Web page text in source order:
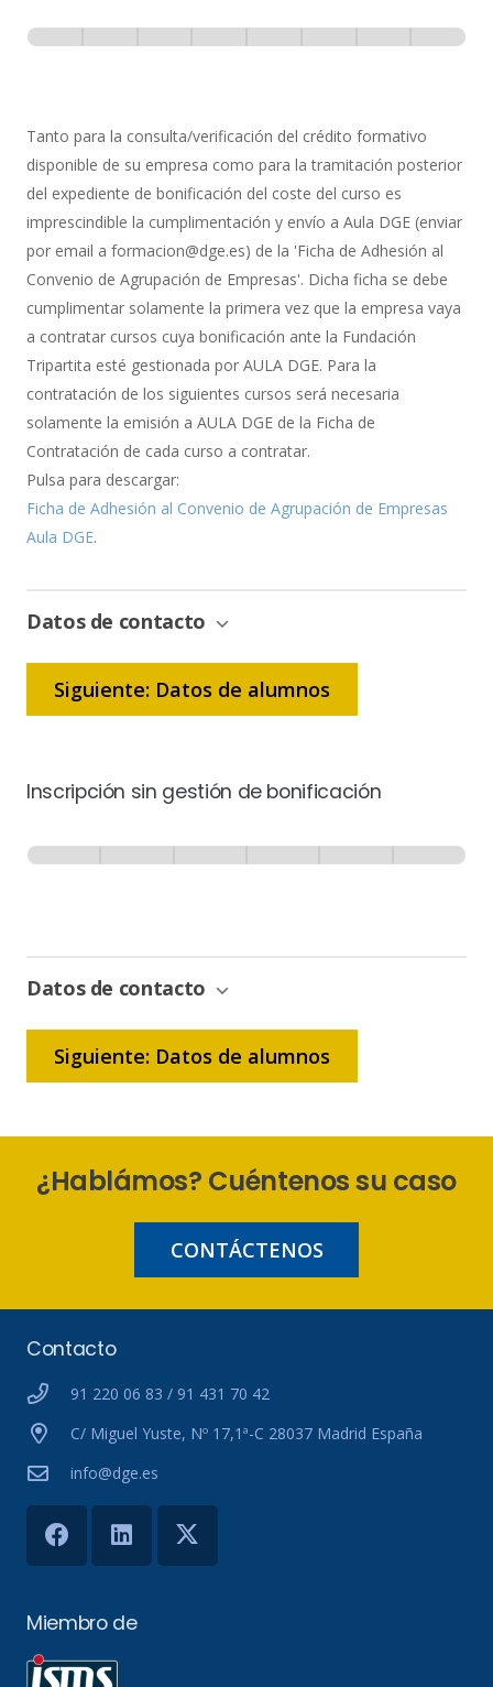
-
de
Bonificación
Tanto para la consulta/verificación del crédito formativo
disponible de su empresa como para la tramitación posterior
del expediente de bonificación del coste del curso es
imprescindible la cumplimentación y envío a Aula DGE (enviar
por email a formacion@dge.es) de la 'Ficha de Adhesión al
Convenio de Agrupación de Empresas'. Dicha ficha se debe
cumplimentar solamente la primera vez que la empresa vaya
a contratar cursos cuya bonificación ante la Fundación
Tripartita esté gestionada por AULA DGE. Para la
contratación de los siguientes cursos será necesaria
solamente la emisión a AULA DGE de la Ficha de
Contratación de cada curso a contratar.
Pulsa para descargar:
Ficha de Adhesión al Convenio de Agrupación de Empresas
Aula DGE.
Datos de contacto
Siguiente: Datos de alumnos
Inscripción sin gestión de bonificación
-
Bonificación
Datos de contacto
Siguiente: Datos de alumnos
¿Hablámos? Cuéntenos su caso
CONTÁCTENOS
Contacto
91 220 06 83 / 91 431 70 42
C/ Miguel Yuste, Nº 17,1ª-C 28037 Madrid España
info@dge.es
Miembro de